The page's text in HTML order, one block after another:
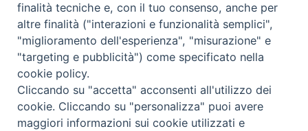
finalità tecniche e, con il tuo consenso, anche per
altre finalità ("interazioni e funzionalità semplici",
"miglioramento dell'esperienza", "misurazione" e
"targeting e pubblicità") come specificato nella
cookie policy.
Cliccando su "accetta" acconsenti all'utilizzo dei
cookie. Cliccando su "personalizza" puoi avere
maggiori informazioni sui cookie utilizzati e